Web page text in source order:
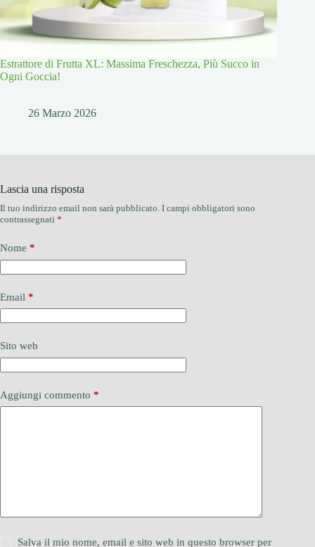
Estrattore di Frutta XL: Massima Freschezza, Più Succo in
Ogni Goccia!
26 Marzo 2026
Lascia una risposta
Il tuo indirizzo email non sarà pubblicato. I campi obbligatori sono
contrassegnati *
Nome *
Email *
Sito web
Aggiungi commento *
Salva il mio nome, email e sito web in questo browser per